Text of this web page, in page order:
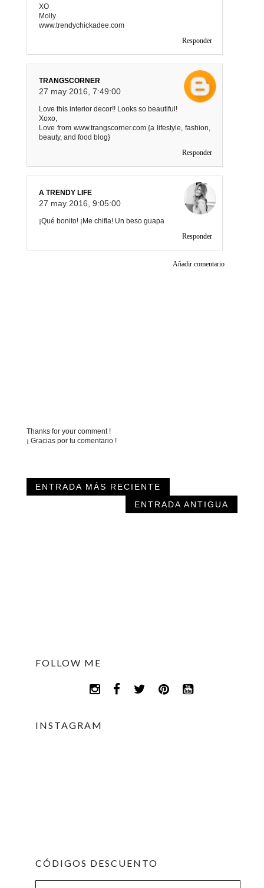
XO
Molly
www.trendychickadee.com
Responder
TRANGSCORNER
27 may 2016, 7:49:00
Love this interior decor!! Looks so beautiful!
Xoxo,
Love from www.trangscorner.com {a lifestyle, fashion,
beauty, and food blog}
Responder
A TRENDY LIFE
27 may 2016, 9:05:00
¡Qué bonito! ¡Me chifla! Un beso guapa
Responder
Añadir comentario
Thanks for your comment !
¡ Gracias por tu comentario !
ENTRADA MÁS RECIENTE
ENTRADA ANTIGUA
FOLLOW ME
INSTAGRAM
CÓDIGOS DESCUENTO